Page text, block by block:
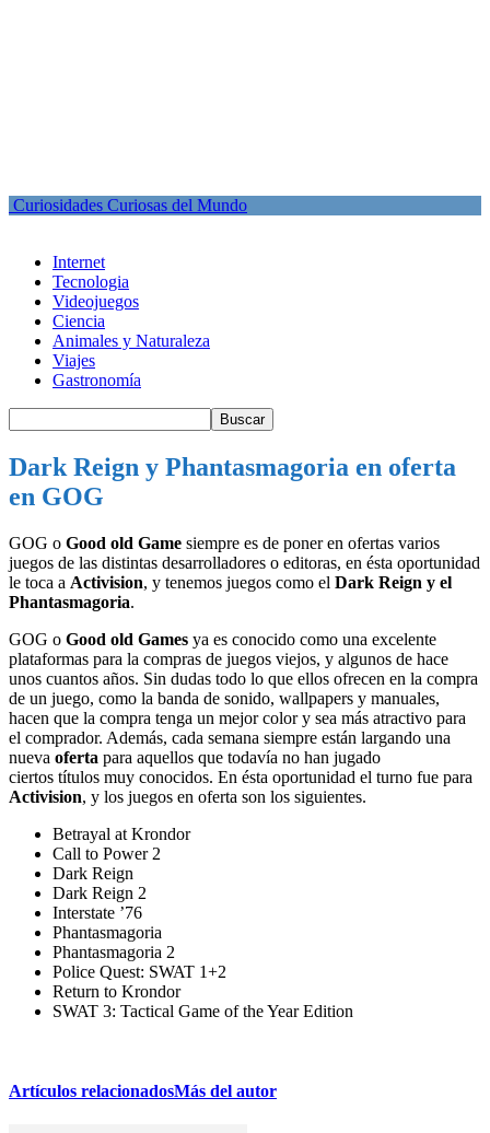
Curiosidades Curiosas del Mundo
Internet
Tecnologia
Videojuegos
Ciencia
Animales y Naturaleza
Viajes
Gastronomía
Dark Reign y Phantasmagoria en oferta
en GOG
GOG o Good old Game siempre es de poner en ofertas varios
juegos de las distintas desarrolladores o editoras, en ésta oportunidad
le toca a Activision, y tenemos juegos como el Dark Reign y el
Phantasmagoria.
GOG o Good old Games ya es conocido como una excelente
plataformas para la compras de juegos viejos, y algunos de hace
unos cuantos años. Sin dudas todo lo que ellos ofrecen en la compra
de un juego, como la banda de sonido, wallpapers y manuales,
hacen que la compra tenga un mejor color y sea más atractivo para
el comprador. Además, cada semana siempre están largando una
nueva oferta para aquellos que todavía no han jugado
ciertos títulos muy conocidos. En ésta oportunidad el turno fue para
Activision, y los juegos en oferta son los siguientes.
Betrayal at Krondor
Call to Power 2
Dark Reign
Dark Reign 2
Interstate ’76
Phantasmagoria
Phantasmagoria 2
Police Quest: SWAT 1+2
Return to Krondor
SWAT 3: Tactical Game of the Year Edition
Artículos relacionadosMás del autor